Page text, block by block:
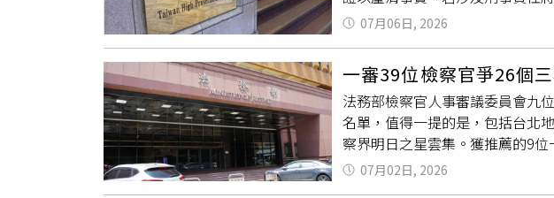
金159.5公斤，市值6.8億台幣。（
App版本；iPhone與iPad用戶則
查是否有可用更新
能無法繼續使用相關服務。因此
綁定電話號碼、Apple ID或
往中聯公司了解情形及調取資料
繫，透過民生犯罪聯繫平台即
專業認定，檢察機關將本於偵查
相關事證，依法審慎判斷是否涉
法、刑法或其他相關刑事責任，
存僥倖，檢察機關將全力守護國
07月06日, 2026
一審39位檢察官爭26個
法務部檢察官人事審議委員會九
名單，值得一提的是，包括台北
察界明日之星雲集。獲推薦的9
山、南檢 李駿逸、新北李超偉、
「三專生」共41位（缺額26位
07月02日, 2026